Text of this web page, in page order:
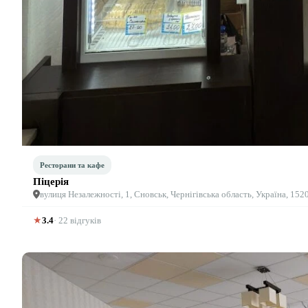
Ресторани та кафе
Піцерія
вулиця Незалежності, 1, Сновськ, Чернігівська область, Україна,
★3.4· 22 відгуків